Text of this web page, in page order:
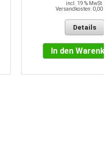
incl. 19 % MwSt.
Versandkosten: 0,00
Details
In den